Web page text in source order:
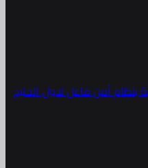
بنظام أمن فاعل لدول الخليج